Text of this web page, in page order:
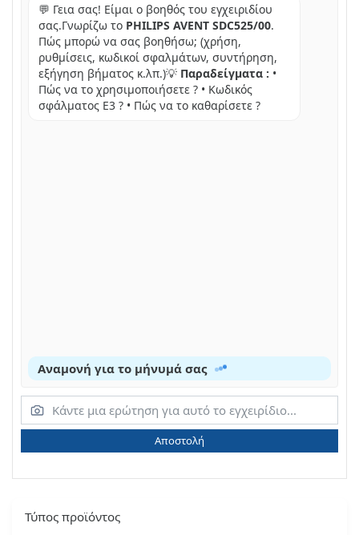
💬 Γεια σας! Είμαι ο βοηθός του εγχειριδίου
σας.Γνωρίζω το PHILIPS AVENT SDC525/00.
Πώς μπορώ να σας βοηθήσω; (χρήση,
ρυθμίσεις, κωδικοί σφαλμάτων, συντήρηση,
εξήγηση βήματος κ.λπ.)💡 Παραδείγματα : •
Πώς να το χρησιμοποιήσετε ? • Κωδικός
σφάλματος E3 ? • Πώς να το καθαρίσετε ?
Αναμονή για το μήνυμά σας
Αποστολή
Τύπος προϊόντος